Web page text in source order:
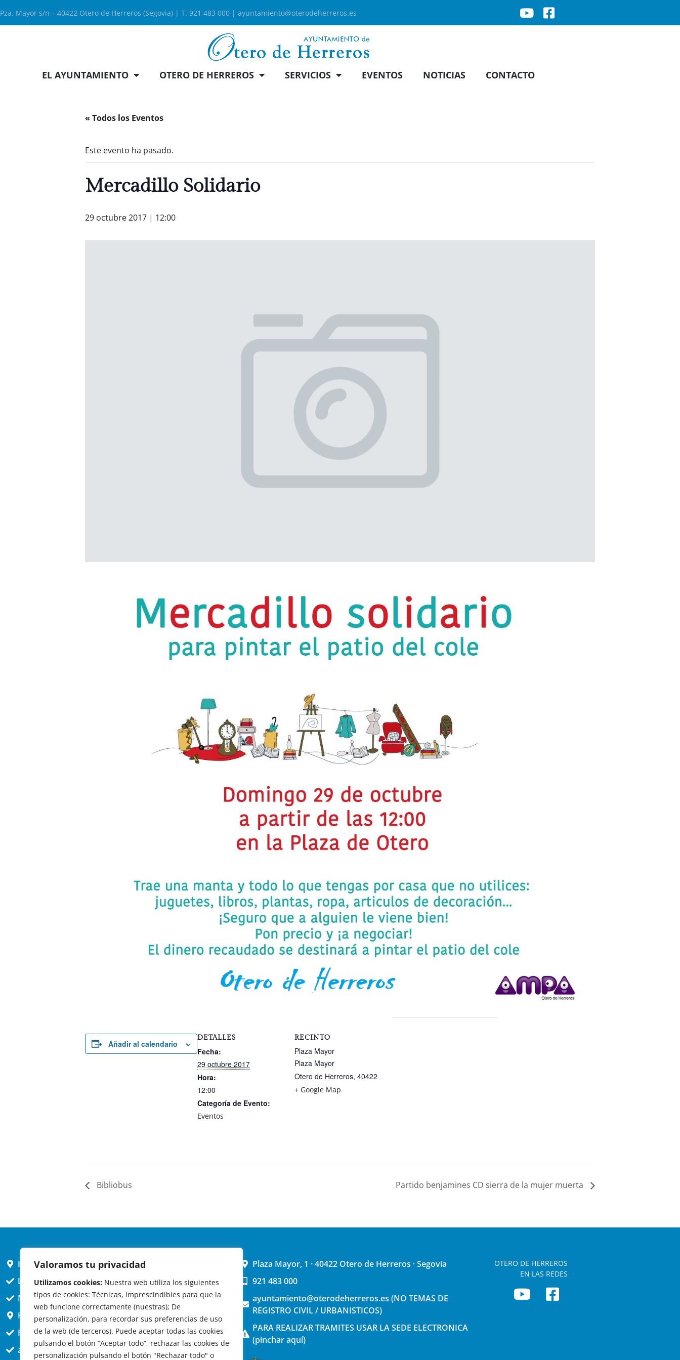
Valoramos tu privacidad
Utilizamos cookies: Nuestra web utiliza los siguientes
tipos de cookies: Técnicas, imprescindibles para que la
web funcione correctamente (nuestras); De
personalización, para recordar sus preferencias de uso
de la web (de terceros). Puede aceptar todas las cookies
pulsando el botón “Aceptar todo”, rechazar las cookies de
personalización pulsando el botón "Rechazar todo" o
Pza. Mayor s/n – 40422 Otero de Herreros (Segovia) | T. 921 483 000 | ayuntamiento@oterodeherreros.es
EL AYUNTAMIENTO OTERO DE HERREROS SERVICIOS EVENTOS NOTICIAS CONTACTO
« Todos los Eventos
Este evento ha pasado.
Mercadillo Solidario
29 octubre 2017 | 12:00
Añadir al calendario
DETALLES
Fecha:
29 octubre 2017
Hora:
12:00
Categoría de Evento:
Eventos
RECINTO
Plaza Mayor
Plaza Mayor
Otero de Herreros, 40422
+ Google Map
Bibliobus Partido benjamines CD sierra de la mujer muerta
HORARIO AYUNTAMIENTO
L,X,J,V 9 a 14h
MARTES cerrado atención presencial
HORARIO ARQUITECTO
Presencial jueves 12h a 14:30
att. telefónica jueves 10 a 14:30h.
Plaza Mayor, 1 · 40422 Otero de Herreros · Segovia
921 483 000
ayuntamiento@oterodeherreros.es (NO TEMAS DE
REGISTRO CIVIL / URBANISTICOS)
PARA REALIZAR TRAMITES USAR LA SEDE ELECTRONICA
(pinchar aquí)
OTERO DE HERREROS
EN LAS REDES